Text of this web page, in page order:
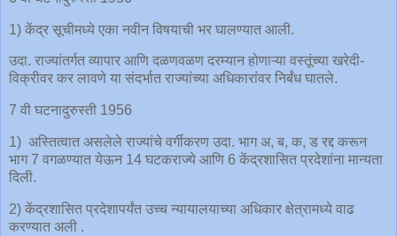
1) केंद्र सूचीमध्ये एका नवीन विषयाची भर घालण्यात आली.
उदा. राज्यांतर्गत व्यापार आणि दळणवळण दरम्यान होणाऱ्या वस्तूंच्या खरेदी-
विक्रीवर कर लावणे या संदर्भात राज्यांच्या अधिकारांवर निर्बंध घातले.
7 वी घटनादुरुस्ती 1956
1) अस्तित्वात असलेले राज्यांचे वर्गीकरण उदा. भाग अ, ब, क, ड रद्द करून
भाग 7 वगळण्यात येऊन 14 घटकराज्ये आणि 6 केंद्रशासित प्रदेशांना मान्यता
दिली.
2) केंद्रशासित प्रदेशापर्यंत उच्च न्यायालयाच्या अधिकार क्षेत्रामध्ये वाढ
करण्यात अली .